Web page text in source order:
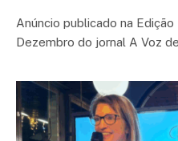
Anúncio publicado na
Dezembro do jornal A Voz